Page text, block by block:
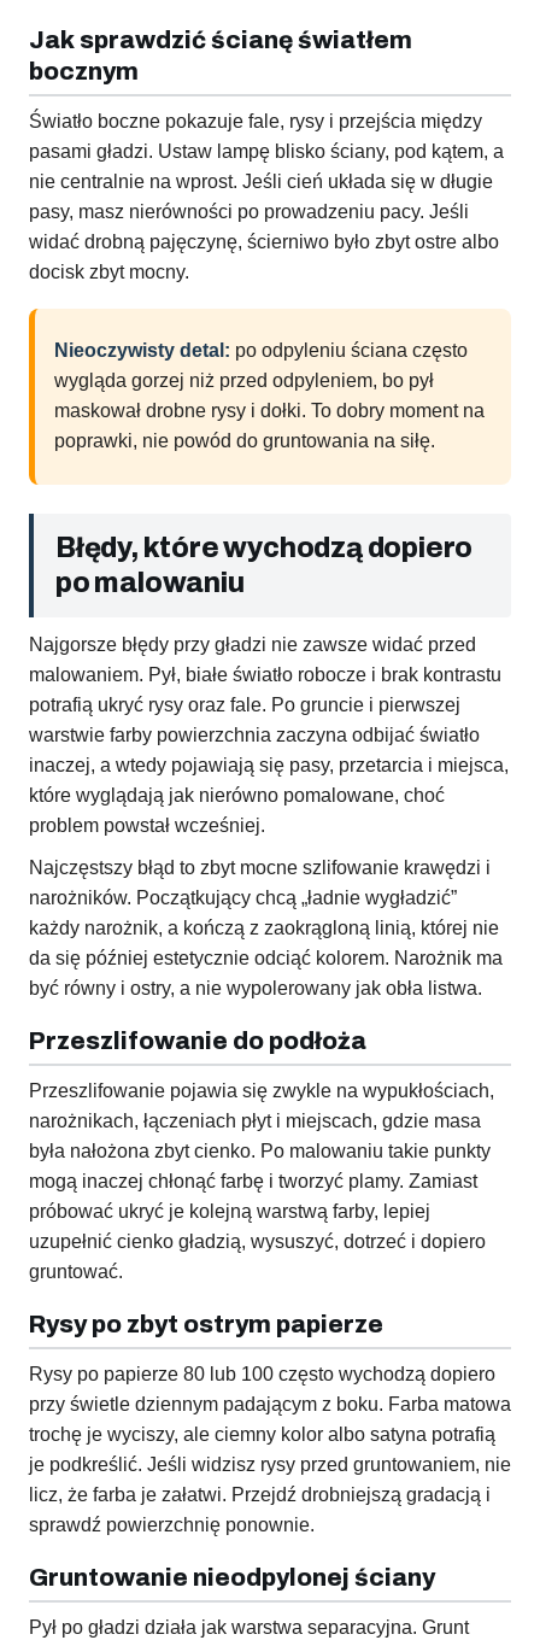
Jak sprawdzić ścianę światłem
bocznym
Światło boczne pokazuje fale, rysy i przejścia między
pasami gładzi. Ustaw lampę blisko ściany, pod kątem, a
nie centralnie na wprost. Jeśli cień układa się w długie
pasy, masz nierówności po prowadzeniu pacy. Jeśli
widać drobną pajęczynę, ścierniwo było zbyt ostre albo
docisk zbyt mocny.
Nieoczywisty detal: po odpyleniu ściana często
wygląda gorzej niż przed odpyleniem, bo pył
maskował drobne rysy i dołki. To dobry moment na
poprawki, nie powód do gruntowania na siłę.
Błędy, które wychodzą dopiero
po malowaniu
Najgorsze błędy przy gładzi nie zawsze widać przed
malowaniem. Pył, białe światło robocze i brak kontrastu
potrafią ukryć rysy oraz fale. Po gruncie i pierwszej
warstwie farby powierzchnia zaczyna odbijać światło
inaczej, a wtedy pojawiają się pasy, przetarcia i miejsca,
które wyglądają jak nierówno pomalowane, choć
problem powstał wcześniej.
Najczęstszy błąd to zbyt mocne szlifowanie krawędzi i
narożników. Początkujący chcą „ładnie wygładzić”
każdy narożnik, a kończą z zaokrągloną linią, której nie
da się później estetycznie odciąć kolorem. Narożnik ma
być równy i ostry, a nie wypolerowany jak obła listwa.
Przeszlifowanie do podłoża
Przeszlifowanie pojawia się zwykle na wypukłościach,
narożnikach, łączeniach płyt i miejscach, gdzie masa
była nałożona zbyt cienko. Po malowaniu takie punkty
mogą inaczej chłonąć farbę i tworzyć plamy. Zamiast
próbować ukryć je kolejną warstwą farby, lepiej
uzupełnić cienko gładzią, wysuszyć, dotrzeć i dopiero
gruntować.
Rysy po zbyt ostrym papierze
Rysy po papierze 80 lub 100 często wychodzą dopiero
przy świetle dziennym padającym z boku. Farba matowa
trochę je wyciszy, ale ciemny kolor albo satyna potrafią
je podkreślić. Jeśli widzisz rysy przed gruntowaniem, nie
licz, że farba je załatwi. Przejdź drobniejszą gradacją i
sprawdź powierzchnię ponownie.
Gruntowanie nieodpylonej ściany
Pył po gładzi działa jak warstwa separacyjna. Grunt